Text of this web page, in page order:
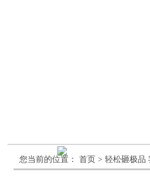
您当前的位置： 首页 > 轻松砸极品